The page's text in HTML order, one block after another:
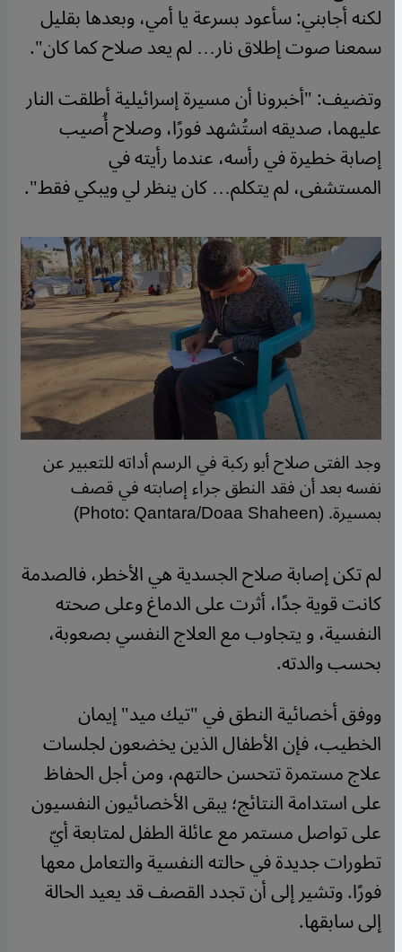
لكنه أجابني: سأعود بسرعة يا أمي، وبعدها بقليل
سمعنا صوت إطلاق نار… لم يعد صلاح كما كان".
وتضيف: "أخبرونا أن مسيرة إسرائيلية أطلقت النار
عليهما، صديقه استُشهد فورًا، وصلاح أُصيب
إصابة خطيرة في رأسه، عندما رأيته في
المستشفى، لم يتكلم… كان ينظر لي ويبكي فقط".
وجد الفتى صلاح أبو ركبة في الرسم أداته للتعبير عن
نفسه بعد أن فقد النطق جراء إصابته في قصف
بمسيرة. (Photo: Qantara/Doaa Shaheen)
لم تكن إصابة صلاح الجسدية هي الأخطر، فالصدمة
كانت قوية جدًا، أثرت على الدماغ وعلى صحته
النفسية، و يتجاوب مع العلاج النفسي بصعوبة،
بحسب والدته.
ووفق أخصائية النطق في "تيك ميد" إيمان
الخطيب، فإن الأطفال الذين يخضعون لجلسات
علاج مستمرة تتحسن حالتهم، ومن أجل الحفاظ
على استدامة النتائج؛ يبقى الأخصائيون النفسيون
على تواصل مستمر مع عائلة الطفل لمتابعة أيّ
تطورات جديدة في حالته النفسية والتعامل معها
فورًا. وتشير إلى أن تجدد القصف قد يعيد الحالة
إلى سابقها.